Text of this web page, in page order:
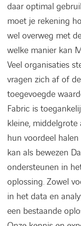
daar optimal
moet je rekening
wel overweg met
welke manier kan
Veel organisaties
vragen zich af of
toegevoegde
Fabric is
kleine,
hun voordeel
kan als bewezen
ondersteunen in
oplossing. Zowel
in het data en
een bestaande